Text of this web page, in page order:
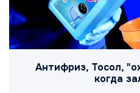
Антифриз, Тосол,
когда